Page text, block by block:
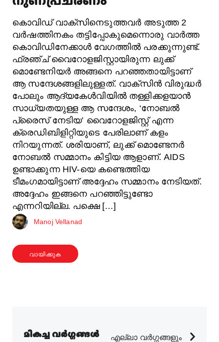
കൊവിഡ് വാക്സിനെടുത്തവർ അടുത്ത 2
വർഷത്തിനകം തട്ടിപ്പോകുമെന്നൊരു വാർത്ത
കൊവിഡിനേക്കാൾ വേഗത്തിൽ പരക്കുന്നുണ്ട്.
ഫ്രഞ്ച് വൈറോളജിസ്റ്റായിരുന്ന ലുക്ക്
മൊണ്ടേനിയർ അങ്ങനെ പറഞ്ഞതായിട്ടാണ്
ആ സന്ദേശങ്ങളിലുള്ളത്. വാക്സിൻ വിരുദ്ധർ
പോലും ആദ്യകേൾവിയിൽ തള്ളിക്കളയാൻ
സാധ്യതയുള്ള ആ സന്ദേശം, ‘നോബൽ
പ്രൈസ് നേടിയ’ വൈറോളജിസ്റ്റ് എന്ന
ക്രെഡിബിളിറ്റിയുടെ പേരിലാണ് കളം
നിറയുന്നത്. ശരിയാണ്, ലുക്ക് മൊണ്ടേനർ
നോബൽ സമ്മാനം കിട്ടിയ ആളാണ്. AIDS
ഉണ്ടാക്കുന്ന HIV-യെ കണ്ടെത്തിയ
ടീമംഗമായിട്ടാണ് അദ്ദേഹം സമ്മാനം നേടിയത്.
അദ്ദേഹം ഇങ്ങനെ പറഞ്ഞിട്ടുണ്ടോ
എന്നറിയില്ല. പക്ഷെ […]
Manoj Vellanad
വായിക്കുക
മികച്ച വർഗ്ഗങ്ങൾ എല്ലാ വർഗ്ഗങ്ങളും